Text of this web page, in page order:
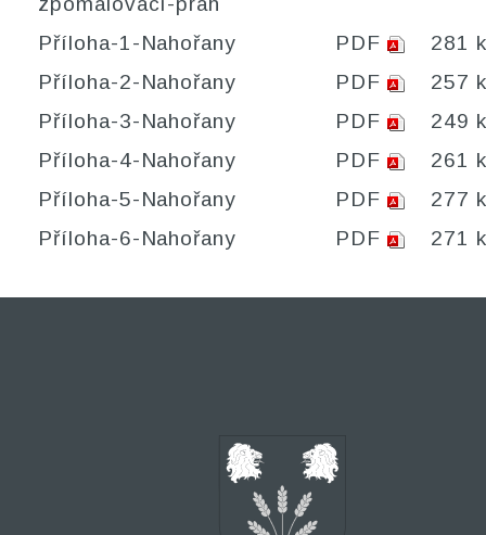
Příloha-1-Nahořany PDF
281
Příloha-2-Nahořany
PDF
257
Příloha-3-Nahořany
PDF
249
Příloha-4-Nahořany
PDF
261
Příloha-5-Nahořany
PDF
277
Příloha-6-Nahořany
PDF 271